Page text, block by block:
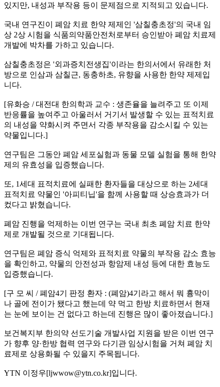
있지만, 내성과 부작용 등이 문제점으로 지적되고 있습니다.
국내 연구진이 폐암 치료 한약 제제인 '삼칠충초정'의 국내 임
상 2상 시험을 식품의약품안전처로부터 승인받아 폐암 치료제
개발에 박차를 가하고 있습니다.
삼칠충초정은 '외과증치전생집'이라는 한의서에서 유래한 처
방으로 인삼과 삼칠근, 동충하초, 유향을 사용한 한약 제제입
니다.
[유화승 / 대전대 한의학과 교수 : 생존율을 늘려주고 또 이제
반응률을 높여주고 아울러서 거기서 발생할 수 있는 표적치료
의 내성을 약화시켜 주면서 각종 부작용을 감소시킬 수 있는
약물입니다.]
연구팀은 그동안 폐암 세포실험과 동물 모델 실험을 통해 한약
제의 유효성을 입증했습니다.
또, 1세대 표적치료에 실패한 환자들을 대상으로 하는 2세대
표적치료 약물인 '아피티닙'을 함께 사용할 때 상승효과가 더
컸다고 밝혔습니다.
폐암 진행을 억제하는 이번 연구는 국내 최초 폐암 치료 한약
제로 개발될 것으로 기대됩니다.
연구팀은 폐암 증식 억제와 표적치료 약물의 부작용 감소 효능
을 확인하고, 약물의 안전성과 항암제 내성 등에 대한 효능도
입증했습니다.
[구 모 씨 / 폐암4기 판정 환자 : (폐암)4기라고 해서 뭐 흉막이
나 골에 전이가 됐다고 했는데 약 먹고 한방 치료하면서 현재
는 눈에 보이는 건 없다고 하는데 진행은 많이 좋아졌습니다.]
보건복지부 한의약 선도기술 개발사업 지원을 받은 이번 연구
가 향후 양·한방 협력 연구와 다기관 임상시험을 거쳐 폐암 치
료제로 상용화될 수 있을지 주목됩니다.
YTN 이정우[ljwwow@ytn.co.kr]입니다.